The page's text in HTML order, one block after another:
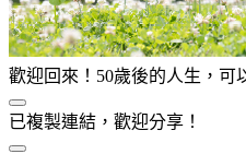
歡迎回來！50歲後的人生，可
已複製連結，歡迎分享！